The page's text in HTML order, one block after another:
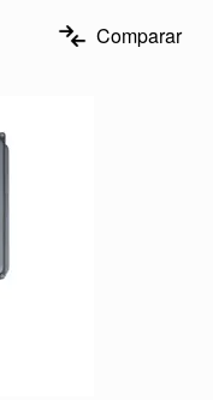
Comparar